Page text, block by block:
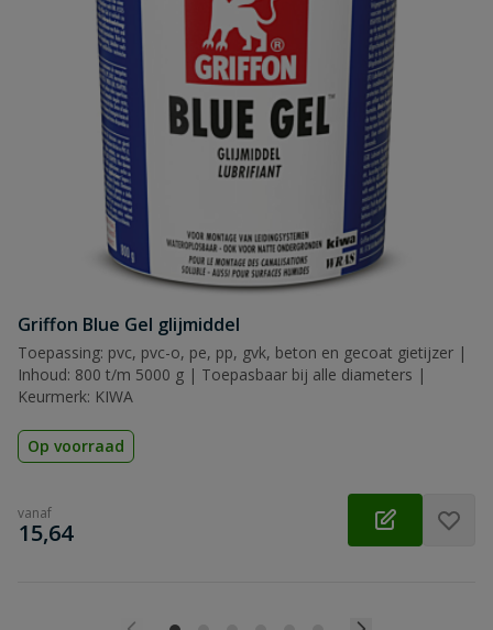
Griffon Blue Gel glijmiddel
Toepassing: pvc, pvc-o, pe, pp, gvk, beton en gecoat gietijzer |
Inhoud: 800 t/m 5000 g | Toepasbaar bij alle diameters |
Keurmerk: KIWA
Op voorraad
vanaf
€
15,64